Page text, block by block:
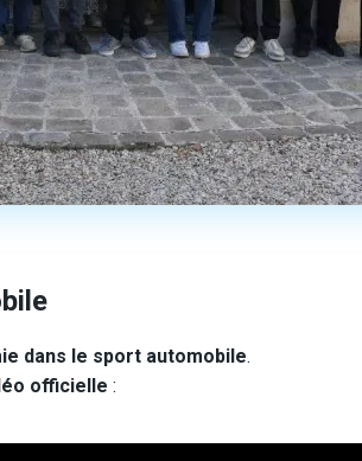
dans le sport automobile.
officielle :